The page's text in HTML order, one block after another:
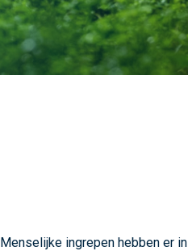
Menselijke ingrepen hebben er